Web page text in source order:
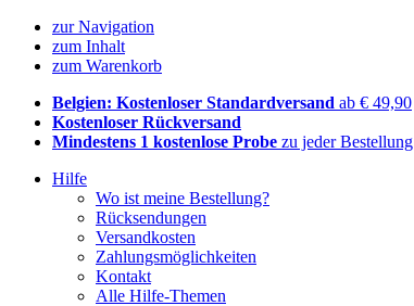
zur Navigation
zum Inhalt
zum Warenkorb
Belgien: Kostenloser Standardversand ab € 49,90
Kostenloser Rückversand
Mindestens 1 kostenlose Probe zu jeder Bestellung
Hilfe
Wo ist meine Bestellung?
Rücksendungen
Versandkosten
Zahlungsmöglichkeiten
Kontakt
Alle Hilfe-Themen